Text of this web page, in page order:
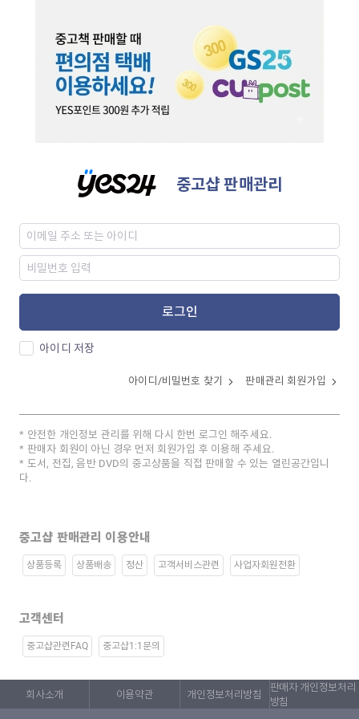
중고샵 판매관리
로그인
아이디 저장
아이디/비밀번호 찾기 판매관리 회원가입
안전한 개인정보 관리를 위해 다시 한번 로그인 해주세요.
판매자 회원이 아닌 경우 먼저 회원가입 후 이용해 주세요.
도서, 전집, 음반 DVD의 중고상품을 직접 판매할 수 있는 열린공간입니
다.
중고샵 판매관리 이용안내
상품등록 상품배송 정산 고객서비스관련 사업자회원전환
고객센터
중고샵관련FAQ 중고샵1:1문의
회사소개 이용약관 개인정보처리방침
판매자 개인정보처리
방침